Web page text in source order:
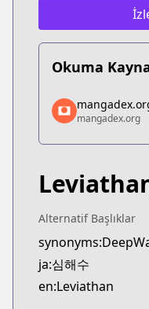
Okuma
mangadex.org
mangadex.org
https://
mangadex.org
Alternatif Başlıklar
ja:심해수
en:Leviathan